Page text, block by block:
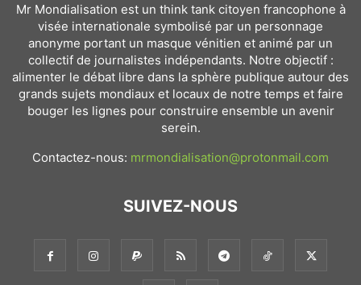
Mr Mondialisation est un think tank citoyen francophone à
visée internationale symbolisé par un personnage
anonyme portant un masque vénitien et animé par un
collectif de journalistes indépendants. Notre objectif :
alimenter le débat libre dans la sphère publique autour des
grands sujets mondiaux et locaux de notre temps et faire
bouger les lignes pour construire ensemble un avenir
serein.
Contactez-nous: mrmondialisation@protonmail.com
SUIVEZ-NOUS